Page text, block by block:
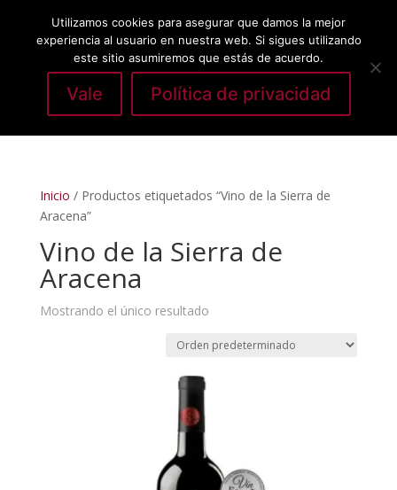
Seleccionar página
Inicio / Productos etiquetados “Vino de la Sierra de
Aracena”
Vino de la Sierra de
Aracena
Mostrando el único resultado
Utilizamos cookies para asegurar que damos la mejor
experiencia al usuario en nuestra web. Si sigues utilizando
este sitio asumiremos que estás de acuerdo.
Vale Política de privacidad